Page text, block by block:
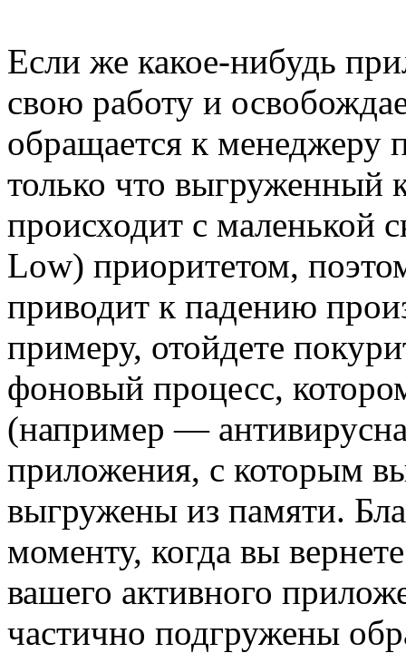
Если же какое-нибудь
свою работу и
обращается к менеджеру
только что выгруженный
происходит с маленькой
Low) приоритетом,
приводит к падению
примеру, отойдете
фоновый процесс,
(например —
приложения, с которым
выгружены из памяти.
моменту, когда вы
вашего активного
частично подгружены